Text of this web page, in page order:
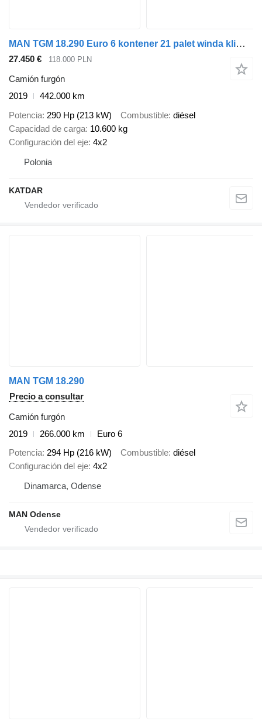
MAN TGM 18.290 Euro 6 kontener 21 palet winda klima 442 tys,km 6.8dm
27.450 € 118.000 PLN
Camión furgón
2019
442.000 km
Potencia 290 Hp (213 kW) Combustible diésel
Capacidad de carga 10.600 kg
Configuración del eje 4x2
Polonia
KATDAR
MAN TGM 18.290
Precio a consultar
Camión furgón
2019
266.000 km
Euro 6
Potencia 294 Hp (216 kW) Combustible diésel
Configuración del eje 4x2
Dinamarca, Odense
MAN Odense